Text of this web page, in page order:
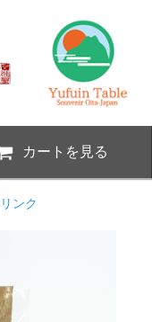
カートを見る
ンク